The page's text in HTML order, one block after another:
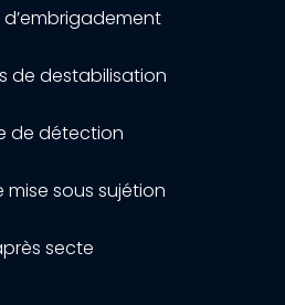
d’embrigadement
de destabilisation
de détection
mise sous sujétion
secte